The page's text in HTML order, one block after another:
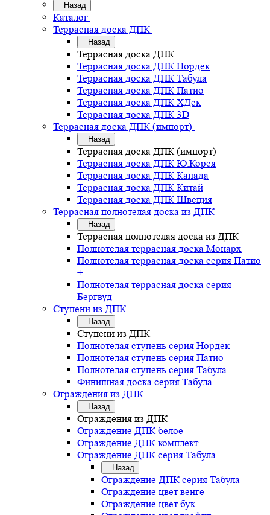
Назад
Каталог
Террасная доска ДПК
Назад
Террасная доска ДПК
Террасная доска ДПК Нордек
Террасная доска ДПК Табула
Террасная доска ДПК Патио
Террасная доска ДПК ХДек
Террасная доска ДПК 3D
Террасная доска ДПК (импорт)
Назад
Террасная доска ДПК (импорт)
Террасная доска ДПК Ю.Корея
Террасная доска ДПК Канада
Террасная доска ДПК Китай
Террасная доска ДПК Швеция
Террасная полнотелая доска из ДПК
Назад
Террасная полнотелая доска из ДПК
Полнотелая террасная доска Монарх
Полнотелая террасная доска серия Патио
+
Полнотелая террасная доска серия
Бергвуд
Ступени из ДПК
Назад
Ступени из ДПК
Полнотелая ступень серия Нордек
Полнотелая ступень серия Патио
Полнотелая ступень серия Табула
Финишная доска серия Табула
Ограждения из ДПК
Назад
Ограждения из ДПК
Ограждение ДПК белое
Ограждение ДПК комплект
Ограждение ДПК серия Табула
Назад
Ограждение ДПК серия Табула
Ограждение цвет венге
Ограждение цвет бук